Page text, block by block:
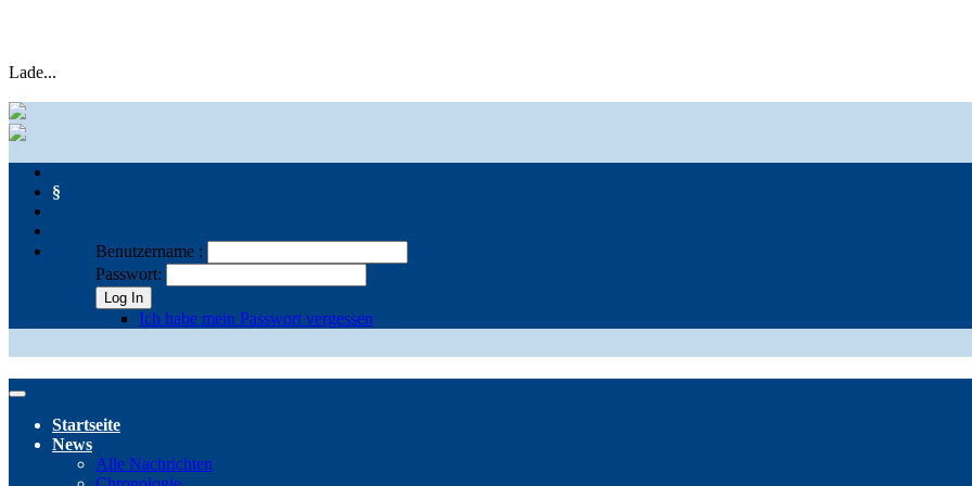
Lade...
§
Benutzername :
Passwort:
Log In
Ich habe mein Passwort vergessen
Startseite
News
Alle Nachrichten